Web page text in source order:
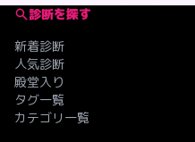
診断を探す
新着診断
人気診断
殿堂入り
タグ一覧
カテゴリ一覧